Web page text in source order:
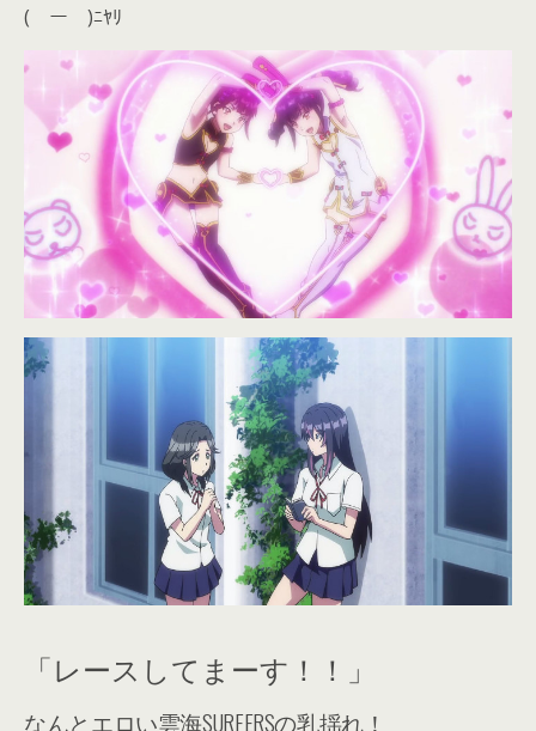
(￣ー￣)ﾆﾔﾘ
「レースしてまーす！！」
なんとエロい雲海SURFERSの乳揺れ！